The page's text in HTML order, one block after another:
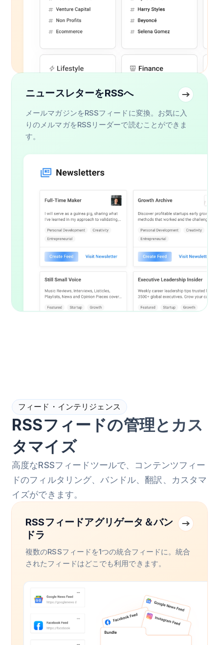
ニュースレターをRSSへ
メールマガジンをRSSフィードに変換。お気に入
りのメルマガをRSSリーダーで読むことができま
す。
フィード・インテリジェンス
RSSフィードの管理とカス
タマイズ
高度なRSSフィードツールで、コンテンツフィー
ドのフィルタリング、バンドル、翻訳、カスタマ
イズができます。
RSSフィードアグリゲータ＆バン
ドラ
複数のRSSフィードを1つの統合フィードに。統合
されたフィードはどこでも利用できます。